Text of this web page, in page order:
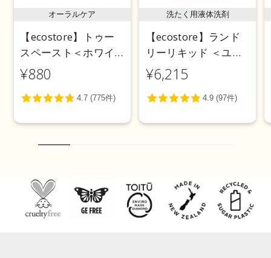
オーラルケア
【ecostore】トゥー
スペースト＜ホワイ
トニング＞ 100g
¥880
洗たく用液体洗剤
【ecostore】ランド
リーリキッド ＜ユー
カリ＞ 5L
¥6,215